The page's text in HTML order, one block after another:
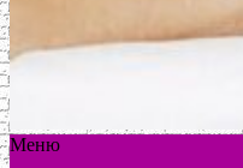
Меню